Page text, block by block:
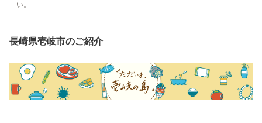
い。
長崎県壱岐市のご紹介